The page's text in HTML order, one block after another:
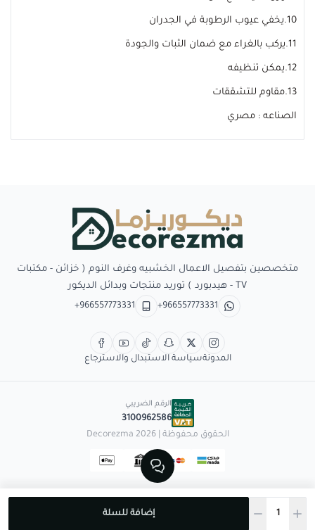
إضافة للسلة
10.يخفي عيوب الرطوبة في الجدران
11.يركب بالغراء مع ضمان الثبات والجودة
12.يمكن تنظيفه
13.مقاوم للتشققات
الصناعه : مصري
متخصصين بتفصيل الاعمال الخشبيه وغرف النوم ( خزائن - مكتبات
TV - هيدبورد ) توريد منتجات وبدائل الديكور
+966557773331
+966557773331
المدونةسياسة الاستبدال والاسترجاع
الرقم الضريبي
3100962586
الحقوق محفوظة | 2026
Decorezma